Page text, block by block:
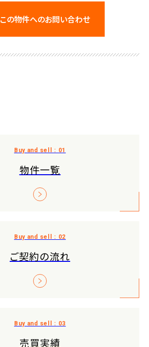
この物件へのお問い合わせ
物件一覧
ご契約の流れ
売買実績